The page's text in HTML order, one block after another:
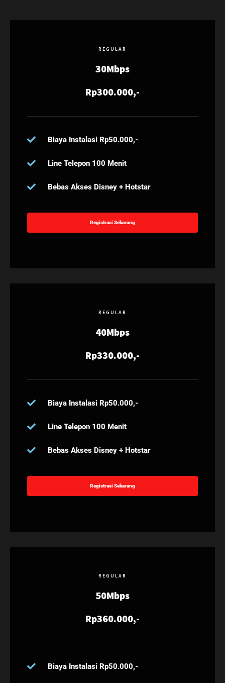
REGULAR
30Mbps
Rp300.000,-
Biaya Instalasi Rp50.000,-
Line Telepon 100 Menit
Bebas Akses Disney + Hotstar
Registrasi Sekarang
REGULAR
40Mbps
Rp330.000,-
Biaya Instalasi Rp50.000,-
Line Telepon 100 Menit
Bebas Akses Disney + Hotstar
Registrasi Sekarang
REGULAR
50Mbps
Rp360.000,-
Biaya Instalasi Rp50.000,-